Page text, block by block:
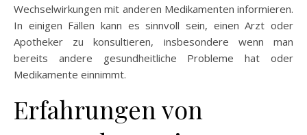
Wechselwirkungen mit anderen Medikamenten informieren.
In einigen Fällen kann es sinnvoll sein, einen Arzt oder
Apotheker zu konsultieren, insbesondere wenn man
bereits andere gesundheitliche Probleme hat oder
Medikamente einnimmt.
Erfahrungen von